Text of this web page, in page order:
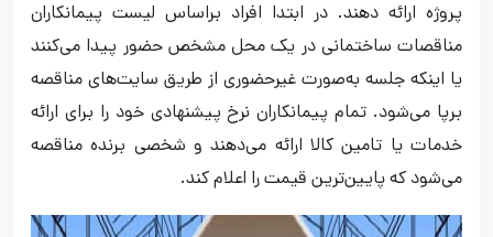
پروژه ارائه دهند. در ابتدا افراد براساس لیست پیمانکاران
مناقصات ساختمانی در یک محل مشخص حضور پیدا می‌کنند
یا اینکه جلسه به‌صورت غیرحضوری از طریق سایت‌های مناقصه
برپا می‌شود. تمام پیمانکاران نرخ پیشنهادی خود را برای ارائه
خدمات یا تامین کالا ارائه می‌دهند و شخصی برنده مناقصه
می‌شود که پایین‌ترین قیمت را اعلام کند.